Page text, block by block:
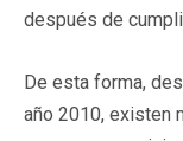
después de
De esta forma,
año 2010, existen